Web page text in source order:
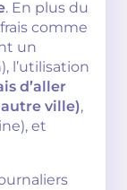
. En plus du
comme
un
l’utilisation
d’aller
ville),
et